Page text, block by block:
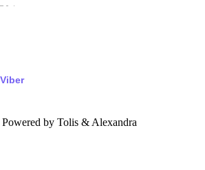
Viber
by Tolis & Alexandra